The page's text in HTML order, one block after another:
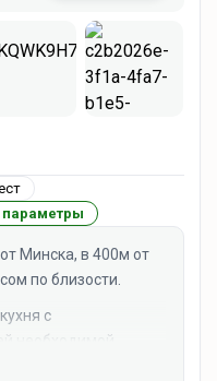
параметры
Минска, в 400м от
по близости.
с
необходимой
воды. В